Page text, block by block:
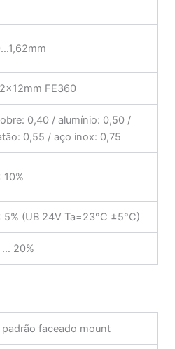
FE360
0,40 / alumínio: 0,50 /
0,55 / aço inox: 0,75
10%
5% (UB 24V Ta=23°C ±5°C)
… 20%
padrão faceado mount